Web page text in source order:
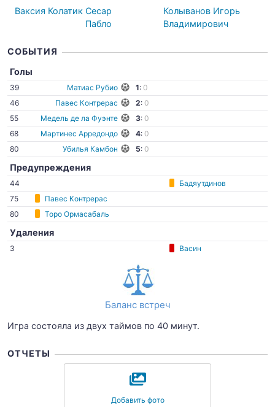
Ваксия Колатик Сесар
Пабло
Колыванов Игорь
Владимирович
СОБЫТИЯ
Голы
39 Матиас Рубио 1: 0
46
Павес Контрерас 2: 0
55
Медель де ла Фуэнте 3: 0
68
Мартинес Арредондо 4: 0
80
Убилья Камбон 5: 0
Предупреждения
44
Бадяутдинов
75
Павес Контрерас
80
Торо Ормасабаль
Удаления
3 Васин
Баланс встреч
Игра состояла из двух таймов по 40 минут.
ОТЧЕТЫ
Добавить фото